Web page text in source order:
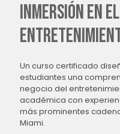
INMERSIÓN EN
Un curso certificado
estudiantes una
negocio del
académica con
más prominentes
Miami.